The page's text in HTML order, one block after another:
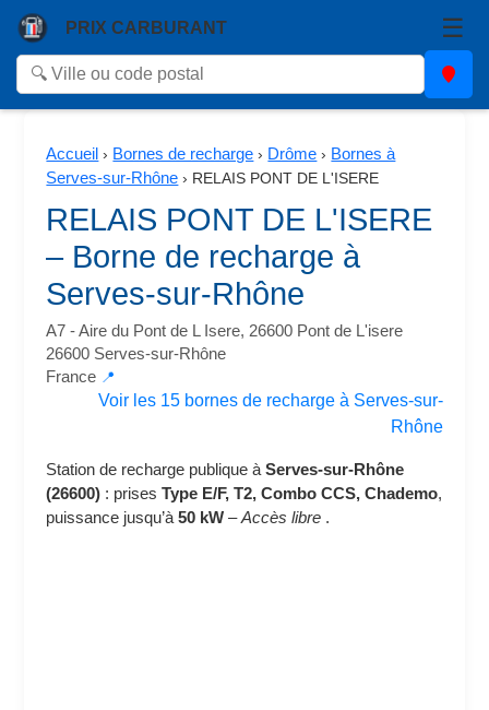
PRIX CARBURANT ☰
Accueil › Bornes de recharge › Drôme › Bornes à
Serves-sur-Rhône › RELAIS PONT DE L'ISERE
RELAIS PONT DE L'ISERE
– Borne de recharge à
Serves-sur-Rhône
A7 - Aire du Pont de L Isere, 26600 Pont de L'isere
26600 Serves-sur-Rhône
France 📍
Voir les 15 bornes de recharge à Serves-sur-
Rhône
Station de recharge publique àServes-sur-Rhône
(26600) : prisesType E/F, T2, Combo CCS, Chademo,
puissance jusqu’à50 kW –Accès libre .